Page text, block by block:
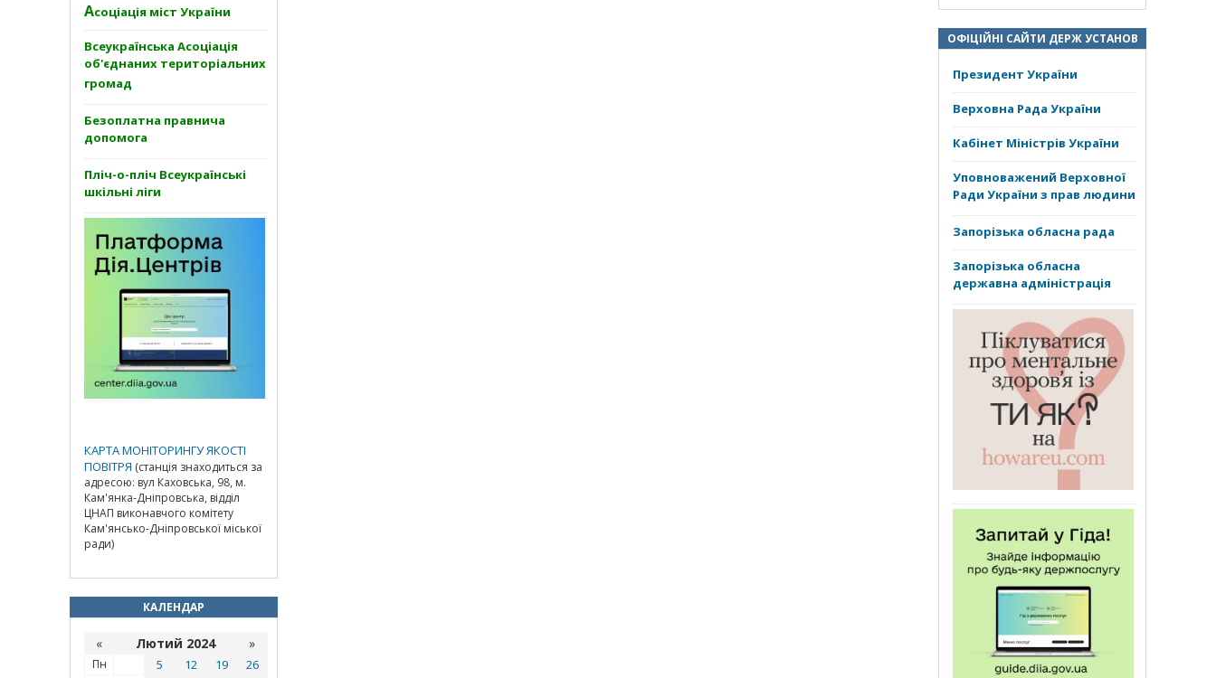
Асоціація міст України
Всеукраїнська Асоціація
об'єднаних територіальних
громад
Безоплатна правнича
допомога
Пліч-о-пліч Всеукраїнські
шкільні ліги
КАРТА МОНІТОРИНГУ ЯКОСТІ
ПОВІТРЯ (станція знаходиться за
адресою: вул Каховська, 98, м.
Кам'янка-Дніпровська, відділ
ЦНАП виконавчого комітету
Кам'янсько-Дніпровської міської
ради)
КАЛЕНДАР
« Лютий 2024 »
Пн 5 12 19 26
ОФІЦІЙНІ САЙТИ ДЕРЖ УСТАНОВ
Президент України
Верховна Рада України
Кабінет Міністрів України
Уповноважений Верховної
Ради України з прав людини
Запорізька обласна рада
Запорізька обласна
державна адміністрація